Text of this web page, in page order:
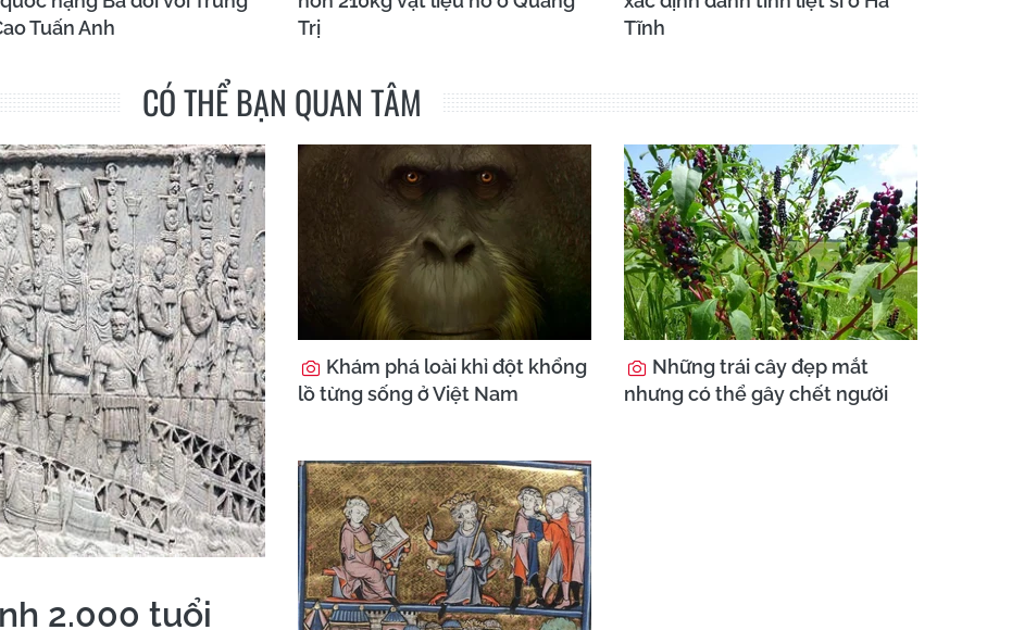
Tuấn Anh
Trị
Tĩnh
CÓ THỂ BẠN QUAN TÂM
2.000 tuổi
Khám phá loài khỉ đột khổng
lồ từng sống ở Việt Nam
Những trái cây đẹp mắt
nhưng có thể gây chết người